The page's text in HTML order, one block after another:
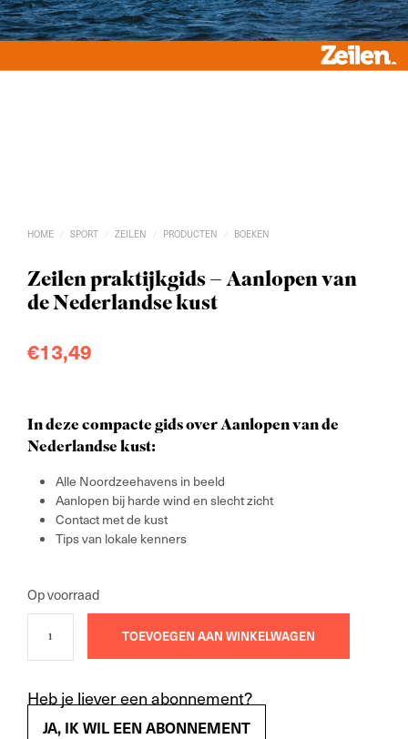
HOME / SPORT / ZEILEN / PRODUCTEN / BOEKEN
Zeilen praktijkgids – Aanlopen van
de Nederlandse kust
€13,49
In deze compacte gids over Aanlopen van de
Nederlandse kust:
Alle Noordzeehavens in beeld
Aanlopen bij harde wind en slecht zicht
Contact met de kust
Tips van lokale kenners
Op voorraad
TOEVOEGEN AAN WINKELWAGEN
Heb je liever een abonnement?
JA, IK WIL EEN ABONNEMENT